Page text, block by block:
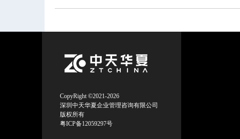
CopyRight ©2021-2026
深圳中天华夏企业管理咨询有限公司
版权所有
粤ICP备12059297号